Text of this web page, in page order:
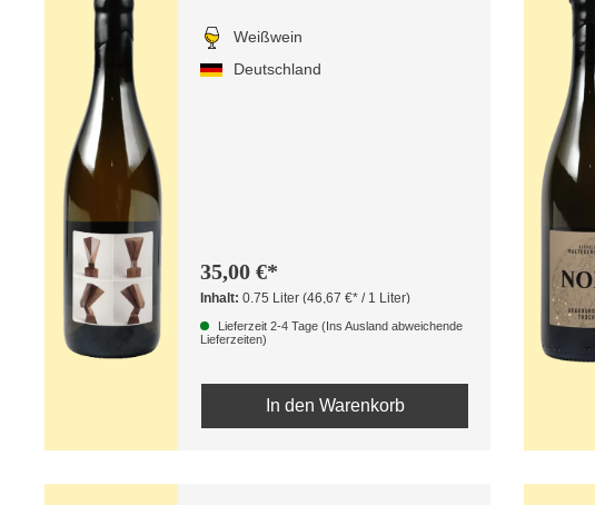
Weißwein
Deutschland
35,00 €*
Inhalt:0.75 Liter(46,67 €* / 1 Liter)
Lieferzeit 2-4 Tage (Ins Ausland abweichende
Lieferzeiten)
In den Warenkorb